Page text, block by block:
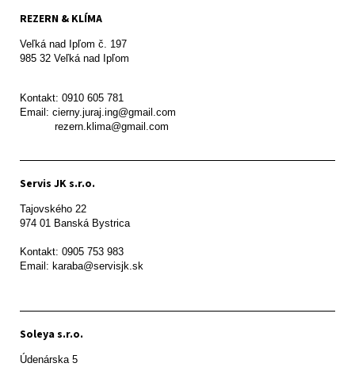
REZERN & KLÍMA
Veľká nad Ipľom č. 197
985 32 Veľká nad Ipľom
Kontakt: 0910 605 781
Email: cierny.juraj.ing@gmail.com
           rezern.klima@gmail.com
Servis JK s.r.o.
Tajovského 22
974 01 Banská Bystrica
Kontakt: 0905 753 983
Email: karaba@servisjk.sk
Soleya s.r.o.
Údenárska 5